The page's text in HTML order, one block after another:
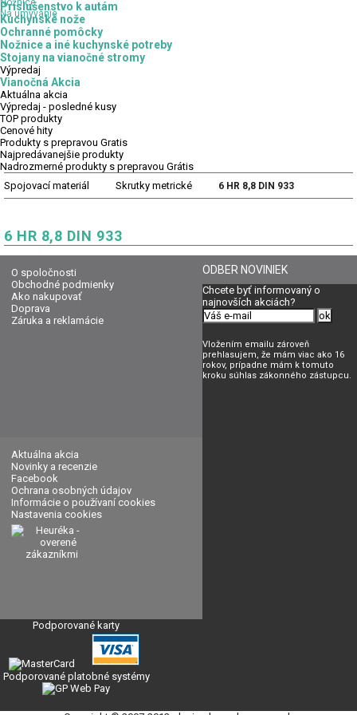
Nožnice
Na umývanie
Príslušenstvo k autám
Kuchynské nože
Ochranné pomôcky
Nožnice a iné kuchynské potreby
Stojany na vianočné stromy
Výpredaj
Vianočná Akcia
Aktuálna akcia
Výpredaj - posledné kusy
TOP produkty
Cenové hity
Produkty s prepravou Gratis
Najpredávanejšie produkty
Nadrozmerné produkty s prepravou Grátis
Spojovací materiál
Skrutky metrické 6 HR 8,8 DIN 933
6 HR 8,8 DIN 933
O spoločnosti
Obchodné podmienky
Ako nakupovať
Doprava
Záruka a reklamácie
Aktuálna akcia
Novinky a recenzie
Facebook
Ochrana osobných údajov
Informácie o používaní cookies
Nastavenia cookies
ODBER NOVINIEK
Chcete byť informovaný o
najnovších akciách?
Vložením emailu zároveň
prehlasujem, že mám viac ako 16
rokov, prípadne mám k tomuto
kroku súhlas zákonného zástupcu.
Podporované karty
Podporované platobné systémy